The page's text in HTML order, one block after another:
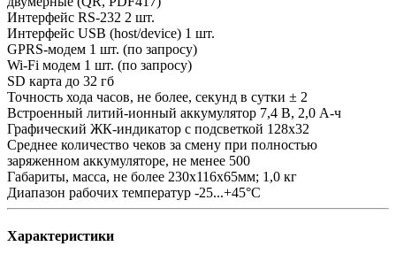
Интерфейс RS-232 2 шт.
Интерфейс USB (host/device) 1 шт.
GPRS-модем 1 шт. (по запросу)
Wi-Fi модем 1 шт. (по запросу)
SD карта до 32 гб
Точность хода часов, не более, секунд в сутки ± 2
Встроенный литий-ионный аккумулятор 7,4 В, 2,0 А-ч
Графический ЖК-индикатор с подсветкой 128х32
Среднее количество чеков за смену при полностью
заряженном аккумуляторе, не менее 500
Габариты, масса, не более 230х116х65мм; 1,0 кг
Диапазон рабочих температур -25...+45°С
Характеристики